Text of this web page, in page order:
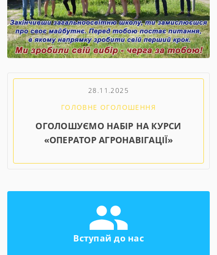
28.11.2025
ГОЛОВНЕ ОГОЛОШЕННЯ
ОГОЛОШУЄМО НАБІР НА КУРСИ
«ОПЕРАТОР АГРОНАВІГАЦІЇ»
Вступай до нас